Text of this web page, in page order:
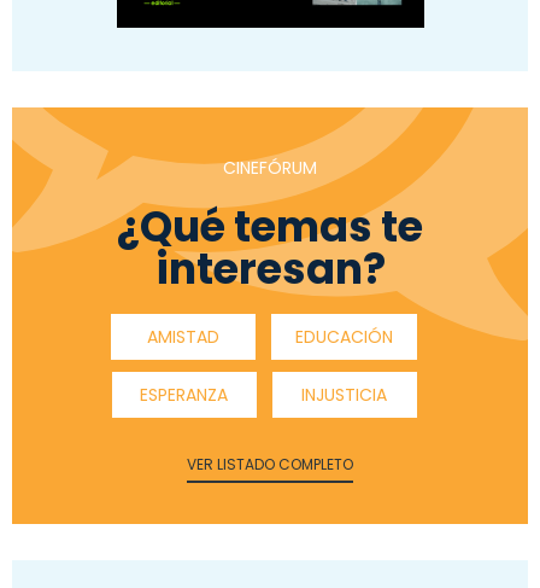
CINEFÓRUM
¿Qué temas te
interesan?
AMISTAD EDUCACIÓN
ESPERANZA INJUSTICIA
VER LISTADO COMPLETO